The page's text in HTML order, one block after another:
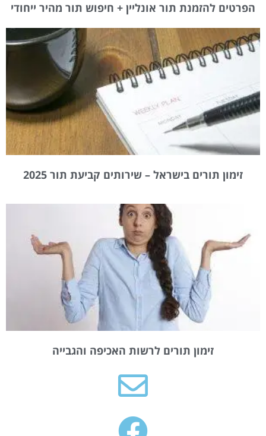
הפרטים להזמנת תור אונליין + חיפוש תור מהיר ייחודי
זימון תורים בישראל – שירותים קביעת תור 2025
זימון תורים לרשות האכיפה והגבייה